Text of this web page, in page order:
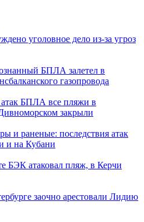
уголовное дело из-за угроз
БПЛА залетел в
газопровода
атак БПЛА все пляжи в
закрыли
и раненые: последствия атак
и на Кубани
БЭК атаковал пляж, в Керчи
заочно арестовали Лидию